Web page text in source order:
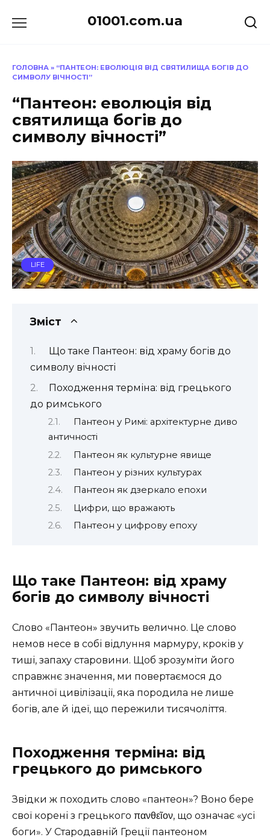
до
01001.com.ua
ГОЛОВНА » “ПАНТЕОН: ЕВОЛЮЦІЯ ВІД СВЯТИЛИЩА БОГІВ ДО
СИМВОЛУ ВІЧНОСТІ”
“Пантеон: еволюція від
святилища богів до
символу вічності”
LIFE
Зміст
Що таке Пантеон: від храму богів до
символу вічності
Походження терміна: від грецького
до римського
Пантеон у Римі: архітектурне диво
античності
Пантеон як культурне явище
Пантеон у різних культурах
Пантеон як дзеркало епохи
Цифри, що вражають
Пантеон у цифрову епоху
Що таке Пантеон: від храму
богів до символу вічності
Слово «Пантеон» звучить велично. Це слово
немов несе в собі відлуння мармуру, кроків у
тиші, запаху старовини. Щоб зрозуміти його
справжнє значення, ми повертаємося до
античної цивілізації, яка породила не лише
богів, але й ідеї, що пережили тисячоліття.
Походження терміна: від
грецького до римського
Звідки ж походить слово «пантеон»? Воно бере
свої корені з грецького πανθεῖον, що означає «усі
боги». У Стародавній Греції пантеоном